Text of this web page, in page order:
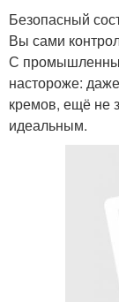
Безопасный
Вы сами
С
настороже:
кремов, ещё не
идеальным.